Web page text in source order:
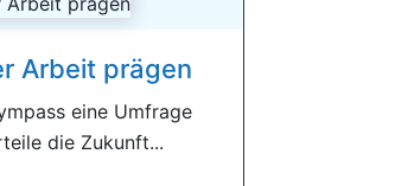
Arbeit prägen
eine Umfrage
die Zukunft...